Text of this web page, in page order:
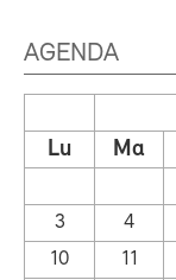
AGENDA
Lu Ma
3
4
10
11